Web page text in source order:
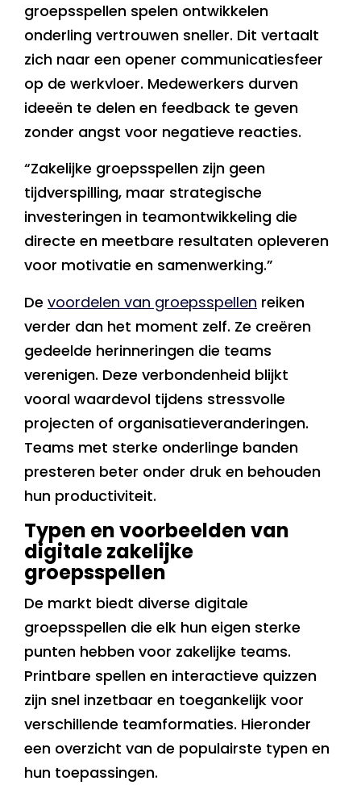
groepsspellen spelen ontwikkelen
onderling vertrouwen sneller. Dit vertaalt
zich naar een opener communicatiesfeer
op de werkvloer. Medewerkers durven
ideeën te delen en feedback te geven
zonder angst voor negatieve reacties.
“Zakelijke groepsspellen zijn geen
tijdverspilling, maar strategische
investeringen in teamontwikkeling die
directe en meetbare resultaten opleveren
voor motivatie en samenwerking.”
De voordelen van groepsspellen reiken
verder dan het moment zelf. Ze creëren
gedeelde herinneringen die teams
verenigen. Deze verbondenheid blijkt
vooral waardevol tijdens stressvolle
projecten of organisatieveranderingen.
Teams met sterke onderlinge banden
presteren beter onder druk en behouden
hun productiviteit.
Typen en voorbeelden van
digitale zakelijke
groepsspellen
De markt biedt diverse digitale
groepsspellen die elk hun eigen sterke
punten hebben voor zakelijke teams.
Printbare spellen en interactieve quizzen
zijn snel inzetbaar en toegankelijk voor
verschillende teamformaties. Hieronder
een overzicht van de populairste typen en
hun toepassingen.